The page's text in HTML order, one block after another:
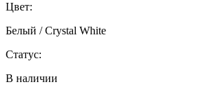
Цвет:
Белый / Crystal White
Статус:
В наличии